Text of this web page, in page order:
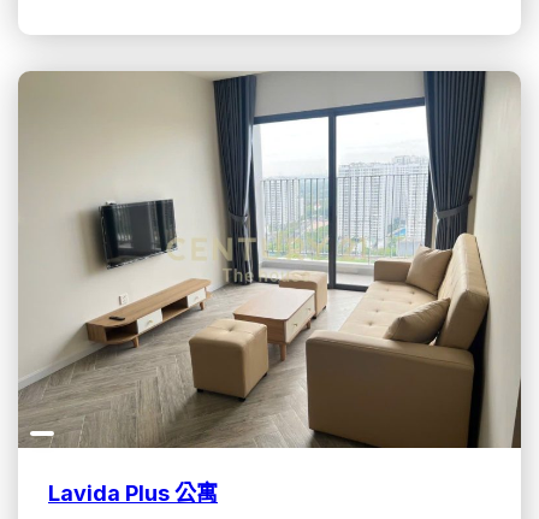
Lavida Plus 公寓